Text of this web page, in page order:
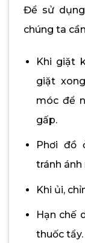
Để sử
chúng ta
Khi giặt
giặt
móc để
gấp.
Phơi đồ
tránh
Khi ủi,
Hạn chế
thuốc tẩy.